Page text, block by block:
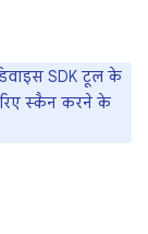
SDK टूल के
स्कैन करने के